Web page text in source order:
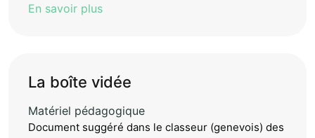
En savoir plus
La boîte vidée
Matériel pédagogique
Document suggéré dans le classeur (genevois) des